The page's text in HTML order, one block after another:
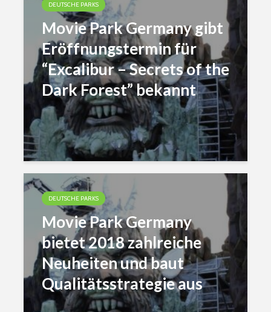
DEUTSCHE PARKS
Movie Park Germany gibt
Eröffnungstermin für
“Excalibur – Secrets of the
Dark Forest” bekannt
DEUTSCHE PARKS
Movie Park Germany
bietet 2018 zahlreiche
Neuheiten und baut
Qualitätsstrategie aus